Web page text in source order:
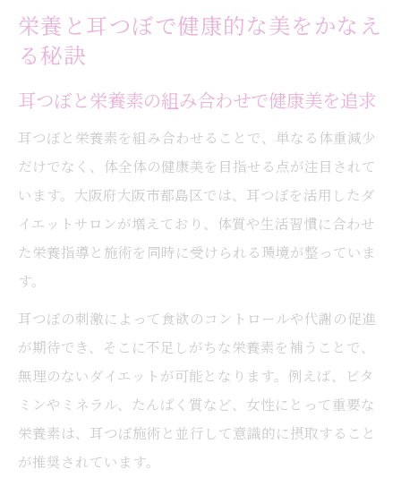
栄養と耳つぼで健康的な美をかなえ
る秘訣
耳つぼと栄養素の組み合わせで健康美を追求
耳つぼと栄養素を組み合わせることで、単なる体重減少
だけでなく、体全体の健康美を目指せる点が注目されて
います。大阪府大阪市都島区では、耳つぼを活用したダ
イエットサロンが増えており、体質や生活習慣に合わせ
た栄養指導と施術を同時に受けられる環境が整っていま
す。
耳つぼの刺激によって食欲のコントロールや代謝の促進
が期待でき、そこに不足しがちな栄養素を補うことで、
無理のないダイエットが可能となります。例えば、ビタ
ミンやミネラル、たんぱく質など、女性にとって重要な
栄養素は、耳つぼ施術と並行して意識的に摂取すること
が推奨されています。